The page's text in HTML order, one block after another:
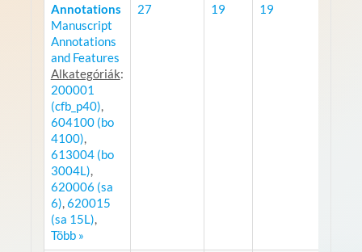
Annotations
Manuscript
Annotations
and Features
Alkategóriák:
200001
(cfb_p40),
604100 (bo
4100),
613004 (bo
3004L),
620006 (sa
6),620015
(sa 15L),
Több »
27 19
19